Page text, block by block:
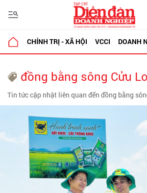
CHÍNH TRỊ - XÃ HỘI VCCI DOANH
đồng bằng sông Cửu
Tin tức cập nhật liên quan đến đồng bằng